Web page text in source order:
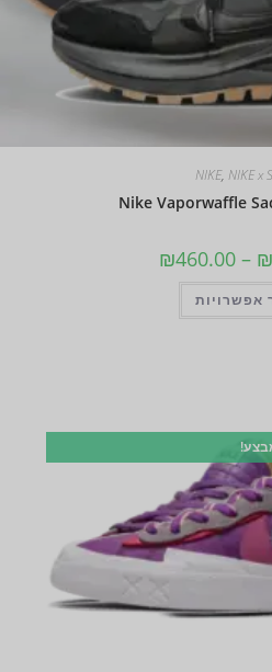
NIKE, NIKE x
Nike Vaporwaffle
₪
–
₪460.00
אפשרויות